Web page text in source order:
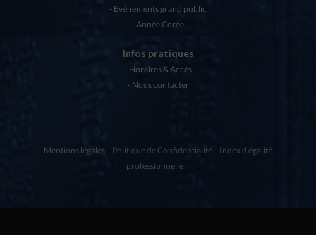
Evénements grand public
Année Corée
Infos pratiques
Horaires & Accès
Nous contacter
Mentions légales Politique de Confidentialité
Index d'égalité
professionnelle